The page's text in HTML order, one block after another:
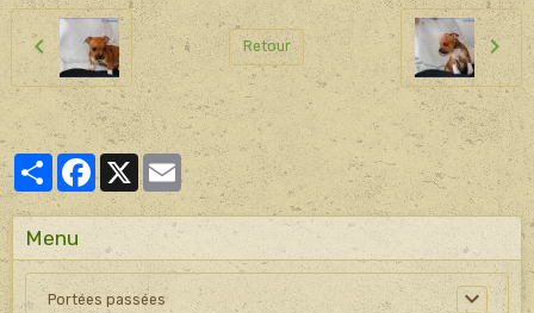
Retour
PartagerFacebook
X Email
Menu
Portées passées